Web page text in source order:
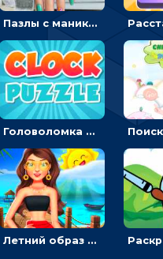
Пазлы с маникюром: собери идеальный рисунок для ногтей
Головоломка с часами для детей: читать время по циферблату
Летний образ для подруг: переодевать девочек для прогулки